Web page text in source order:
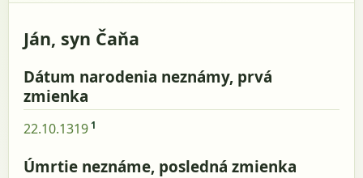
Ján, syn Čaňa
Dátum narodenia neznámy, prvá
zmienka
22.10.1319 1
Úmrtie neznáme, posledná zmienka